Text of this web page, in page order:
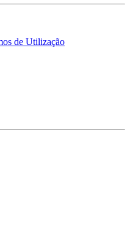
de Utilização